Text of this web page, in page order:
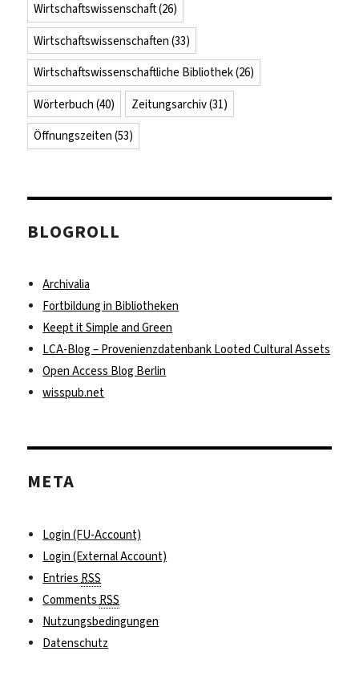
Wirtschaftswissenschaft(26)
Wirtschaftswissenschaften (33)
Wirtschaftswissenschaftliche Bibliothek(26)
Wörterbuch (40) Zeitungsarchiv(31)
Öffnungszeiten (53)
BLOGROLL
Archivalia
Fortbildung in Bibliotheken
Keept it Simple and Green
LCA-Blog – Provenienzdatenbank Looted Cultural Assets
Open Access Blog Berlin
wisspub.net
META
Login (FU-Account)
Login (External Account)
Entries RSS
Comments RSS
Nutzungsbedingungen
Datenschutz